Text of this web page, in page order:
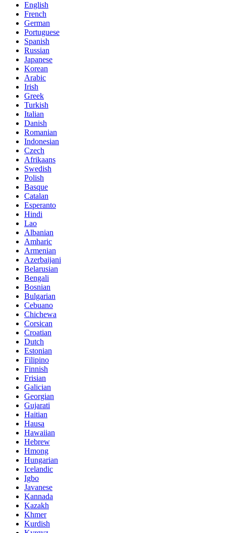
English
French
German
Portuguese
Spanish
Russian
Japanese
Korean
Arabic
Irish
Greek
Turkish
Italian
Danish
Romanian
Indonesian
Czech
Afrikaans
Swedish
Polish
Basque
Catalan
Esperanto
Hindi
Lao
Albanian
Amharic
Armenian
Azerbaijani
Belarusian
Bengali
Bosnian
Bulgarian
Cebuano
Chichewa
Corsican
Croatian
Dutch
Estonian
Filipino
Finnish
Frisian
Galician
Georgian
Gujarati
Haitian
Hausa
Hawaiian
Hebrew
Hmong
Hungarian
Icelandic
Igbo
Javanese
Kannada
Kazakh
Khmer
Kurdish